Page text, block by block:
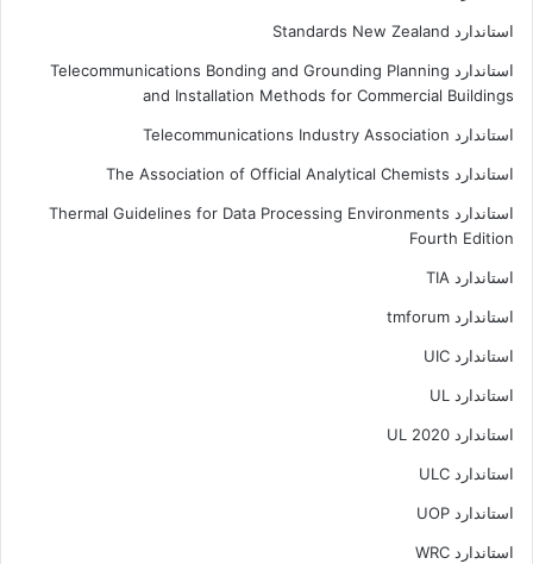
استاندارد Standards New Zealand
استاندارد Telecommunications Bonding and Grounding Planning
and Installation Methods for Commercial Buildings
استاندارد Telecommunications Industry Association
استاندارد The Association of Official Analytical Chemists
استاندارد Thermal Guidelines for Data Processing Environments
Fourth Edition
استاندارد TIA
استاندارد tmforum
استاندارد UIC
استاندارد UL
استاندارد UL 2020
استاندارد ULC
استاندارد UOP
استاندارد WRC